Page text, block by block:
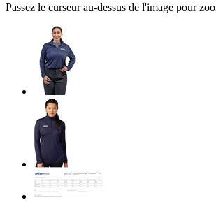
Passez le curseur au-dessus de l'image pour